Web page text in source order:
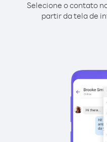
Selecione o contato
partir da tela de